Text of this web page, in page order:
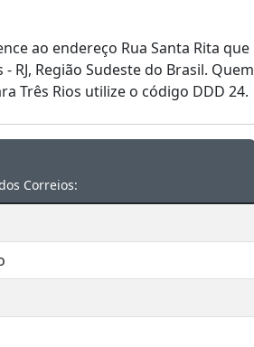
ao endereço Rua Santa Rita que
RJ, Região Sudeste do Brasil. Quem
Três Rios utilize o código DDD 24.
Correios: